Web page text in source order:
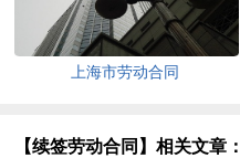
上海市劳动合同
【续签劳动合同】相关文章：